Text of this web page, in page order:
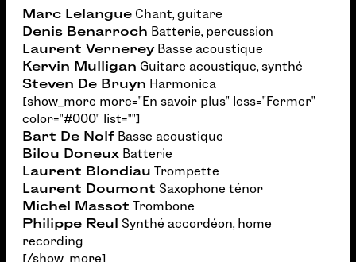
Marc Lelangue Chant, guitare
Denis Benarroch Batterie, percussion
Laurent VernereyBasse acoustique
Kervin Mulligan Guitare acoustique, synthé
Steven De Bruyn Harmonica
[show_more more="En savoir plus" less="Fermer"
color="#000" list=""]
Bart De Nolf Basse acoustique
Bilou Doneux Batterie
Laurent Blondiau Trompette
Laurent Doumont Saxophone ténor
Michel Massot Trombone
Philippe Reul
Synthé accordéon, home
recording
[/show_more]